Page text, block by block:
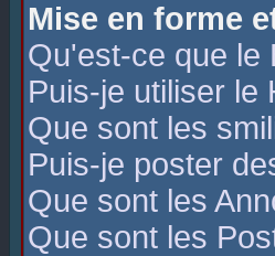
Mise en forme
Qu'est-ce que le
Puis-je utiliser le
Que sont les
Puis-je poster
Que sont les
Que sont les